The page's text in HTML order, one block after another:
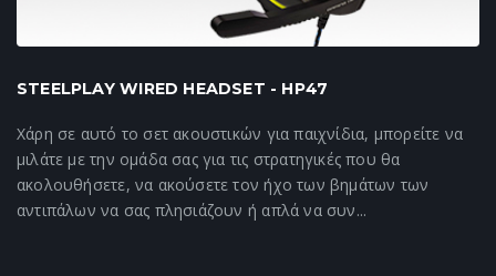
STEELPLAY WIRED HEADSET - HP47
Χάρη σε αυτό το σετ ακουστικών για παιχνίδια, μπορείτε να
μιλάτε με την ομάδα σας για τις στρατηγικές που θα
ακολουθήσετε, να ακούσετε τον ήχο των βημάτων των
αντιπάλων να σας πλησιάζουν ή απλά να συν...